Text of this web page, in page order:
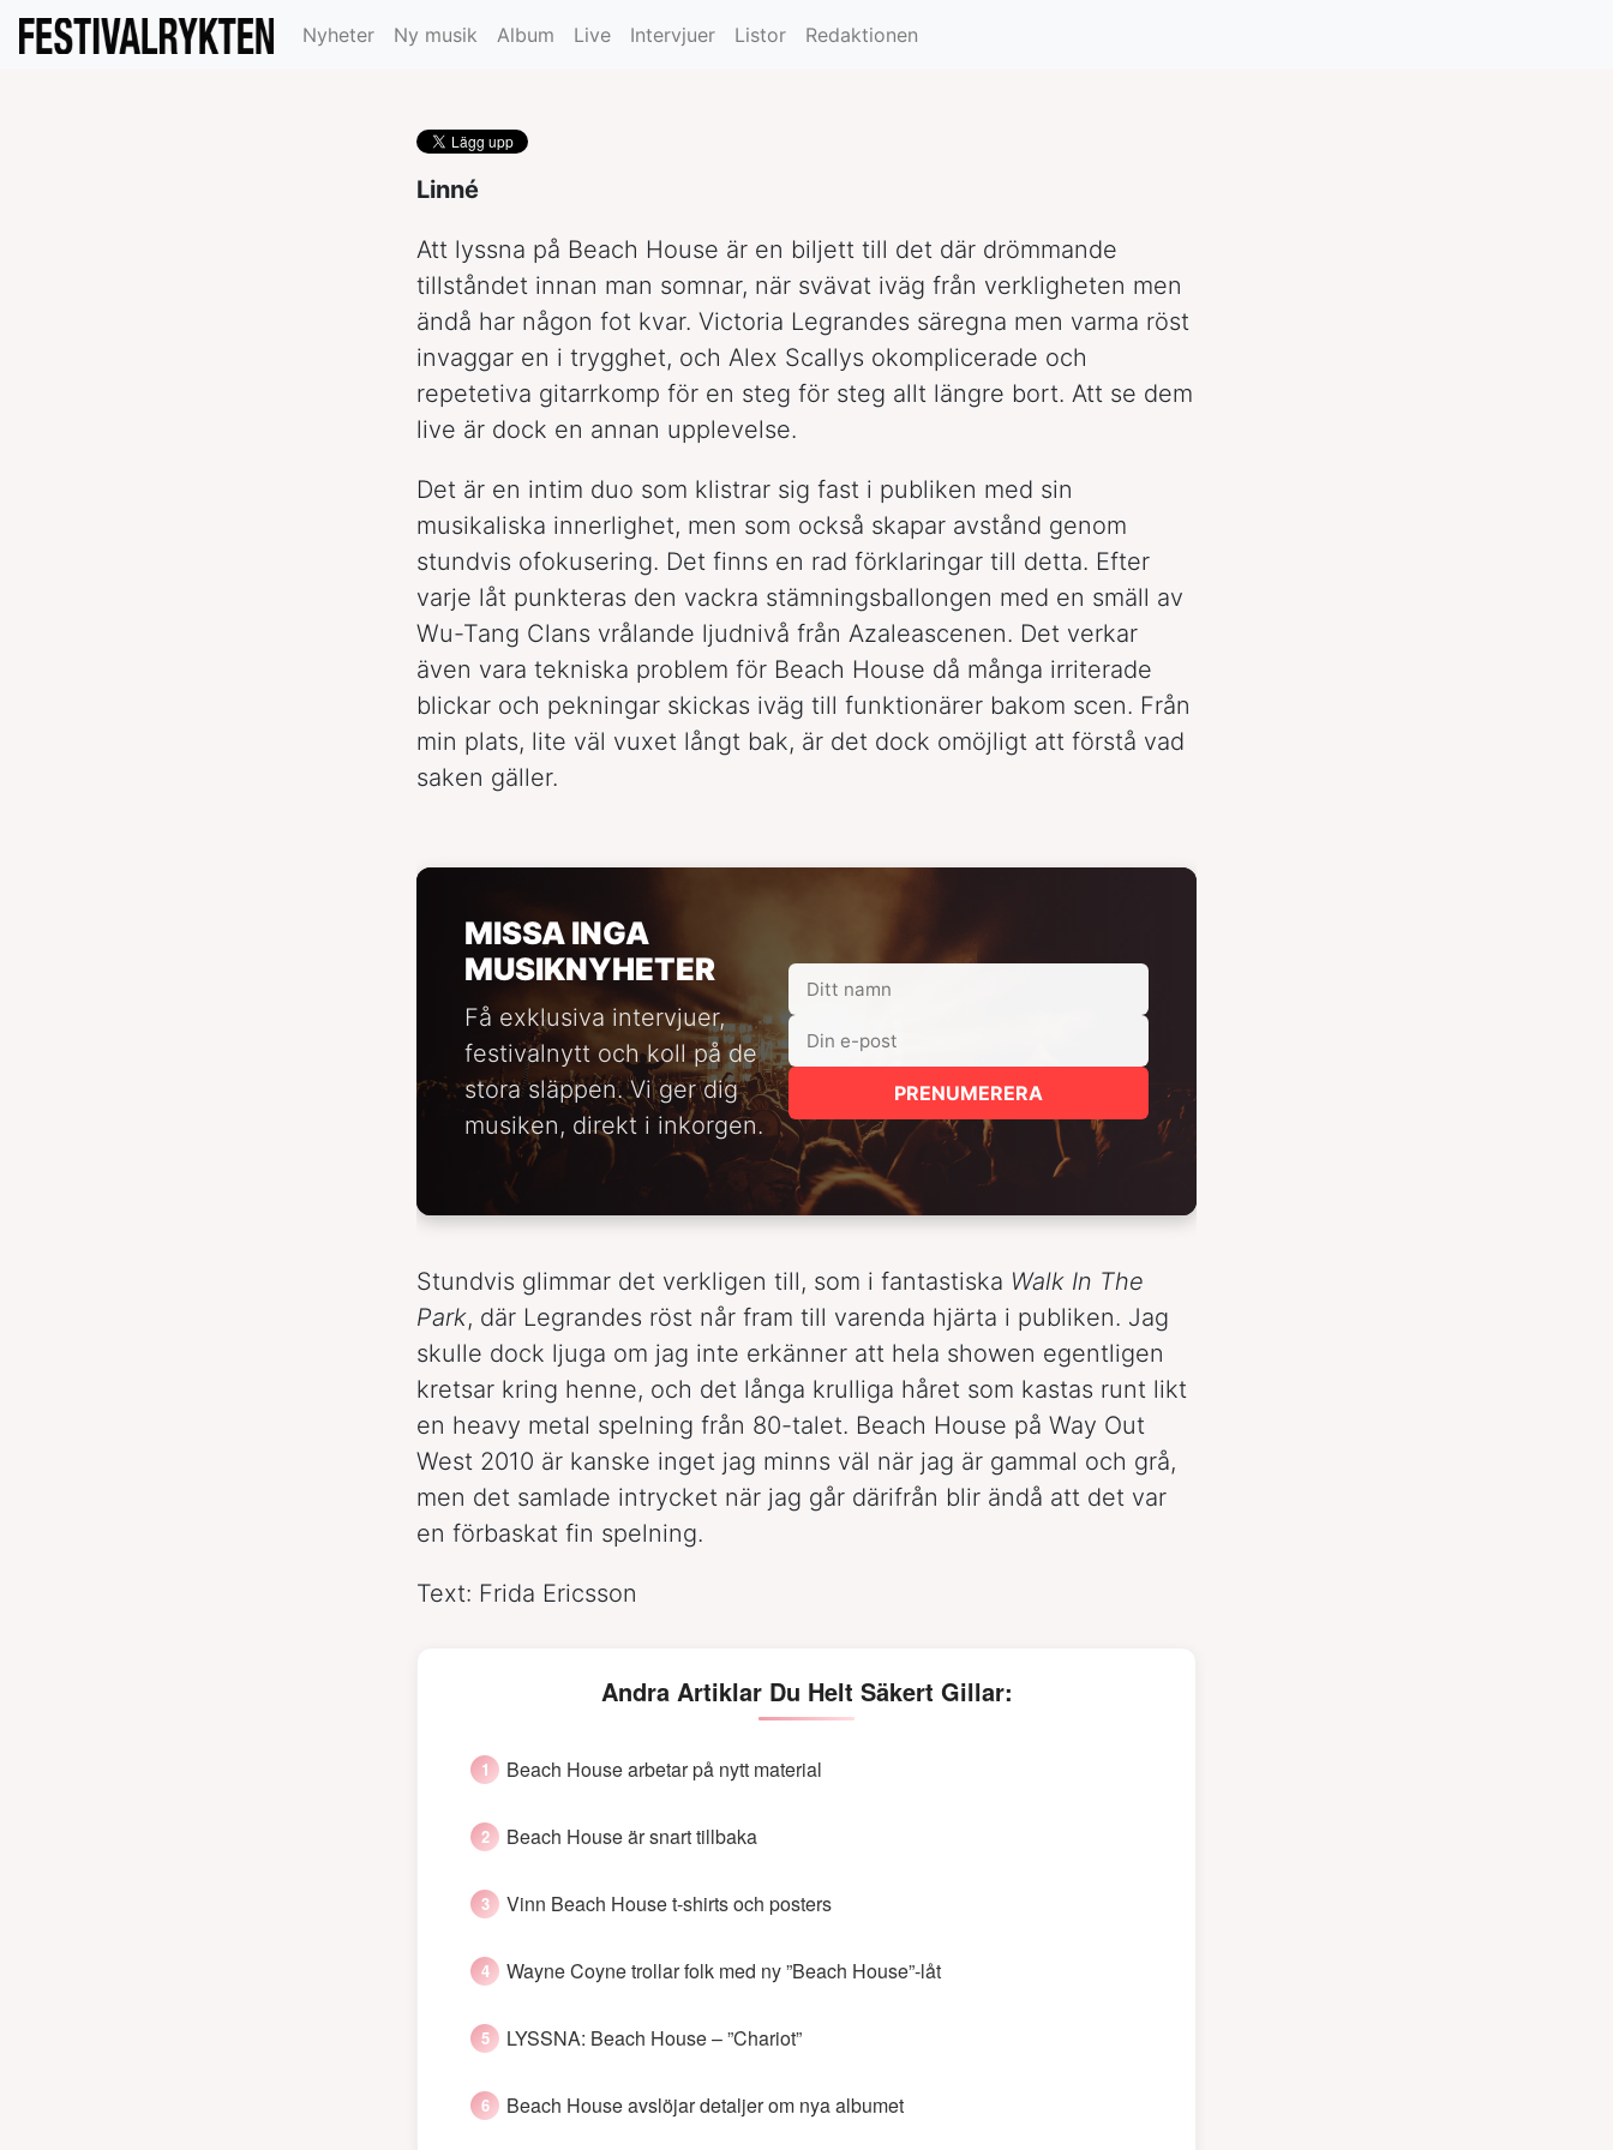
Nyheter Ny musik Album Live Intervjuer Listor Redaktionen
Linné
Att lyssna på Beach House är en biljett till det där drömmande
tillståndet innan man somnar, när svävat iväg från verkligheten men
ändå har någon fot kvar. Victoria Legrandes säregna men varma röst
invaggar en i trygghet, och Alex Scallys okomplicerade och
repetetiva gitarrkomp för en steg för steg allt längre bort. Att se dem
live är dock en annan upplevelse.
Det är en intim duo som klistrar sig fast i publiken med sin
musikaliska innerlighet, men som också skapar avstånd genom
stundvis ofokusering. Det finns en rad förklaringar till detta. Efter
varje låt punkteras den vackra stämningsballongen med en smäll av
Wu-Tang Clans vrålande ljudnivå från Azaleascenen. Det verkar
även vara tekniska problem för Beach House då många irriterade
blickar och pekningar skickas iväg till funktionärer bakom scen. Från
min plats, lite väl vuxet långt bak, är det dock omöjligt att förstå vad
saken gäller.
MISSA INGA
MUSIKNYHETER
Få exklusiva intervjuer,
festivalnytt och koll på de
stora släppen. Vi ger dig
musiken, direkt i inkorgen.
PRENUMERERA
Stundvis glimmar det verkligen till, som i fantastiska Walk In The
Park, där Legrandes röst når fram till varenda hjärta i publiken. Jag
skulle dock ljuga om jag inte erkänner att hela showen egentligen
kretsar kring henne, och det långa krulliga håret som kastas runt likt
en heavy metal spelning från 80-talet. Beach House på Way Out
West 2010 är kanske inget jag minns väl när jag är gammal och grå,
men det samlade intrycket när jag går därifrån blir ändå att det var
en förbaskat fin spelning.
Text: Frida Ericsson
Andra Artiklar Du Helt Säkert Gillar:
Beach House arbetar på nytt material
Beach House är snart tillbaka
Vinn Beach House t-shirts och posters
Wayne Coyne trollar folk med ny ”Beach House”-låt
LYSSNA: Beach House – ”Chariot”
Beach House avslöjar detaljer om nya albumet